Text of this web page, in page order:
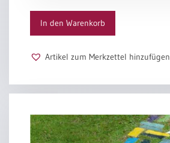
Darstellung“
Menge
In den Warenkorb
Artikel zum Merkzettel hinzufügen